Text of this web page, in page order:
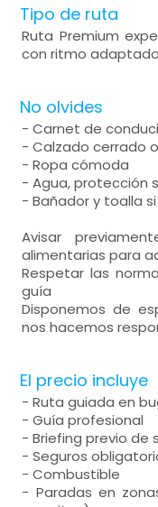
Tipo de ruta
Ruta Premium
con ritmo
No olvides
- Carnet de
- Calzado cerrado
- Ropa cómoda
- Agua, protección
- Bañador y toalla
Avisar
alimentarias para
Respetar las
guía
Disponemos de
nos hacemos
El precio incluye
- Ruta guiada en
- Guía profesional
- Briefing previo de
- Seguros
- Combustible
- Paradas en